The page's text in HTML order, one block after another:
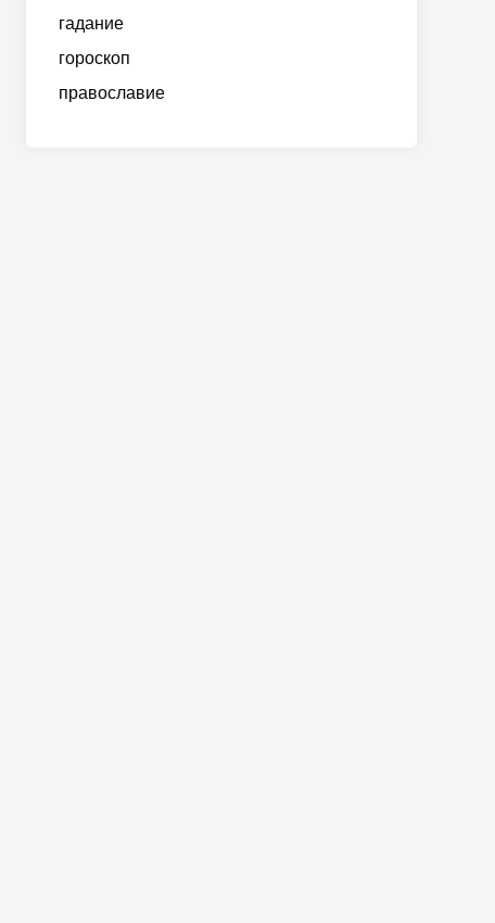
гадание
гороскоп
православие